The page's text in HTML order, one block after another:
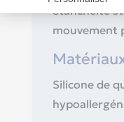
étanchéité
mouvement
Silicone de